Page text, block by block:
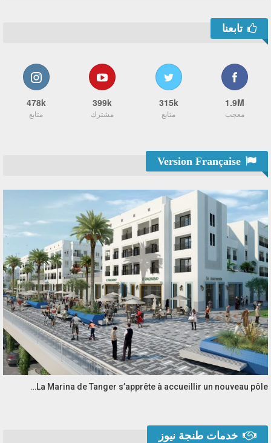
تابعنا
1.9M
معجب
315k
متابع
399k
مشترك
478k
متابع
La Marina de Tanger s’apprête à accueillir un nouveau pôle…
خدمات طنجة نيوز